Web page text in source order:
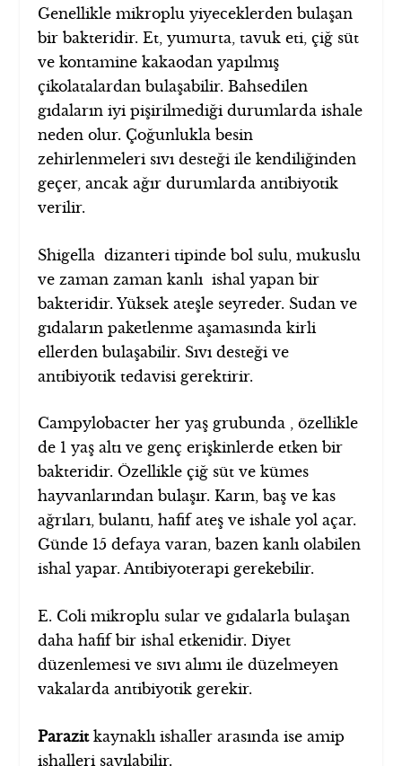
Genellikle mikroplu yiyeceklerden bulaşan
bir bakteridir. Et, yumurta, tavuk eti, çiğ süt
ve kontamine kakaodan yapılmış
çikolatalardan bulaşabilir. Bahsedilen
gıdaların iyi pişirilmediği durumlarda ishale
neden olur. Çoğunlukla besin
zehirlenmeleri sıvı desteği ile kendiliğinden
geçer, ancak ağır durumlarda antibiyotik
verilir.
Shigella dizanteri tipinde bol sulu, mukuslu
ve zaman zaman kanlı ishal yapan bir
bakteridir. Yüksek ateşle seyreder. Sudan ve
gıdaların paketlenme aşamasında kirli
ellerden bulaşabilir. Sıvı desteği ve
antibiyotik tedavisi gerektirir.
Campylobacter her yaş grubunda , özellikle
de 1 yaş altı ve genç erişkinlerde etken bir
bakteridir. Özellikle çiğ süt ve kümes
hayvanlarından bulaşır. Karın, baş ve kas
ağrıları, bulantı, hafif ateş ve ishale yol açar.
Günde 15 defaya varan, bazen kanlı olabilen
ishal yapar. Antibiyoterapi gerekebilir.
E. Coli mikroplu sular ve gıdalarla bulaşan
daha hafif bir ishal etkenidir. Diyet
düzenlemesi ve sıvı alımı ile düzelmeyen
vakalarda antibiyotik gerekir.
Parazitkaynaklı ishaller arasında ise amip
ishalleri sayılabilir.